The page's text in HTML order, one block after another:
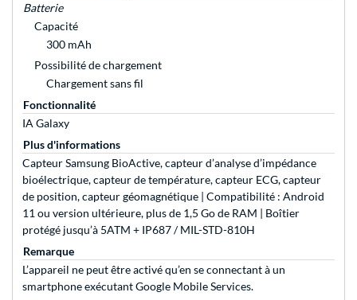
Batterie
Capacité
300 mAh
Possibilité de chargement
Chargement sans fil
Fonctionnalité
IA Galaxy
Plus d'informations
Capteur Samsung BioActive, capteur d’analyse d’impédance
bioélectrique, capteur de température, capteur ECG, capteur
de position, capteur géomagnétique | Compatibilité : Android
11 ou version ultérieure, plus de 1,5 Go de RAM | Boîtier
protégé jusqu’à 5ATM + IP687 / MIL-STD-810H
Remarque
L’appareil ne peut être activé qu’en se connectant à un
smartphone exécutant Google Mobile Services.